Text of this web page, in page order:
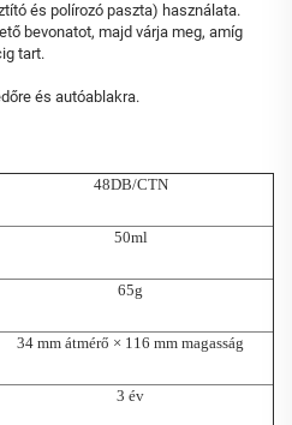
és polírozó paszta) használata.
bevonatot, majd várja meg, amíg
tart.
és autóablakra.
48DB/CTN
50ml
65g
34 mm átmérő × 116 mm magasság
3 év